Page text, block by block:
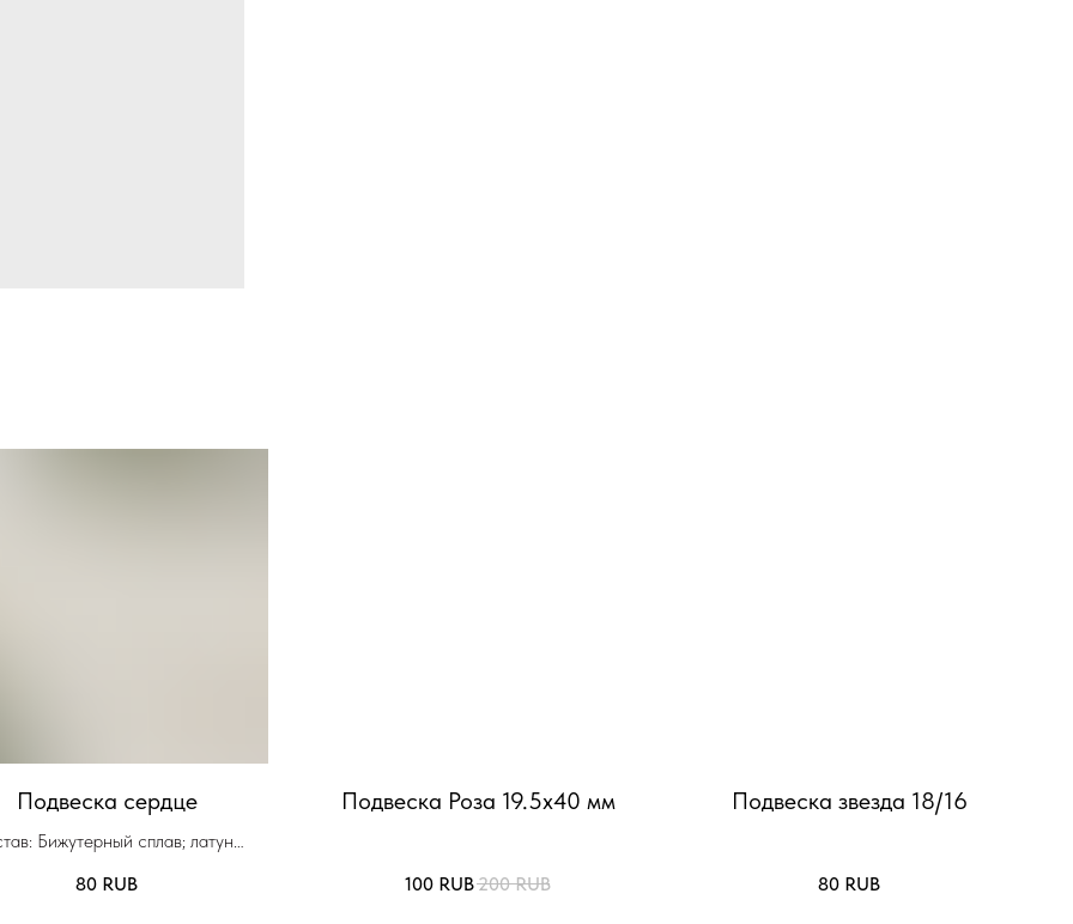
Подвеска сердце
Бижутерный сплав; латунь
материала: Серебристый
80 RUB
Подвеска Роза 19.5х40 мм
100 RUB200 RUB
Подвеска звезда 18/16
80 RUB